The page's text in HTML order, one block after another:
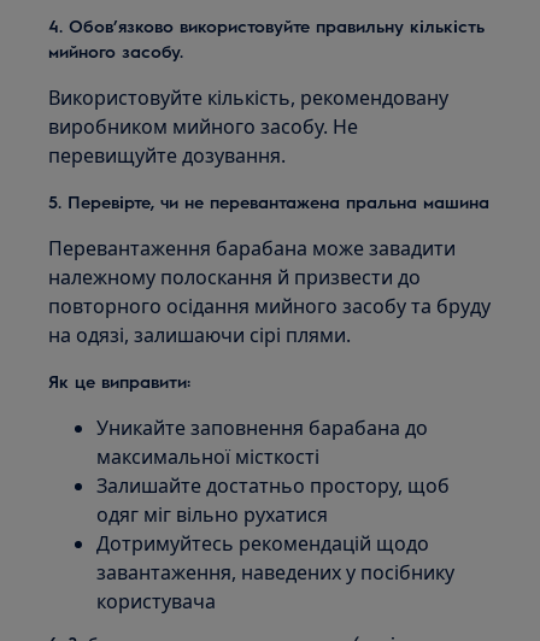
4. Обов’язково використовуйте правильну кількість
мийного засобу.
Використовуйте кількість, рекомендовану
виробником мийного засобу. Не
перевищуйте дозування.
5. Перевірте, чи не перевантажена пральна машина
Перевантаження барабана може завадити
належному полоскання й призвести до
повторного осідання мийного засобу та бруду
на одязі, залишаючи сірі плями.
Як це виправити:
Уникайте заповнення барабана до
максимальної місткості
Залишайте достатньо простору, щоб
одяг міг вільно рухатися
Дотримуйтесь рекомендацій щодо
завантаження, наведених у посібнику
користувача